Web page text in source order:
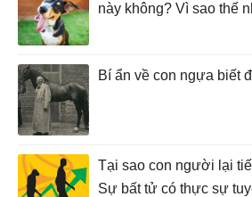
này không? Vì sao thế
Bí ẩn về con ngựa biết
Tại sao con người lại
Sự bất tử có thực sự